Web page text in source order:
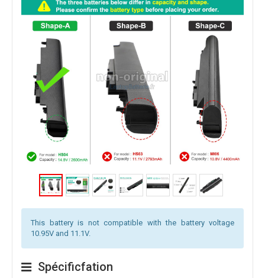
This battery is not compatible with the battery voltage
10.95V and 11.1V.
Spécificfation